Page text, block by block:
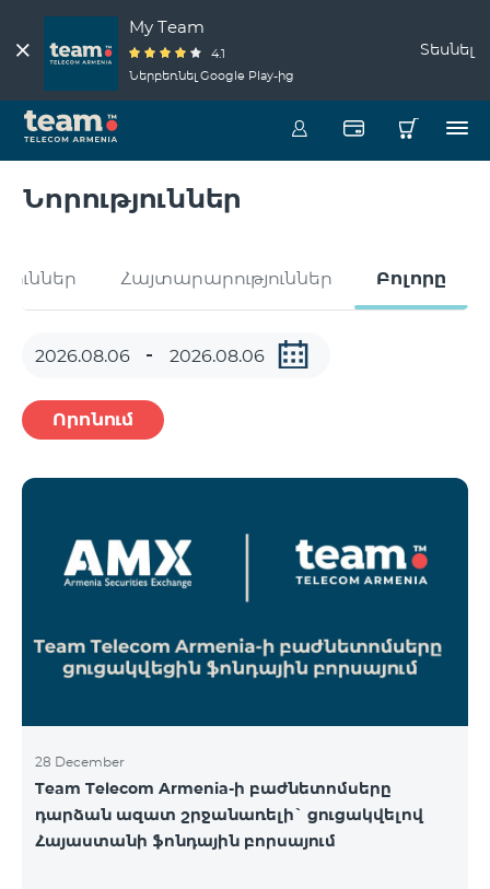
My Team
4.1
Ներբեռնել Google Play-ից
Տեսնել
Նորություններ
Հայտարարություններ Բոլորը
Որոնում
28 December
Team Telecom Armenia-ի բաժնետոմսերը
դարձան ազատ շրջանառելի` ցուցակվելով
Հայաստանի ֆոնդային բորսայում